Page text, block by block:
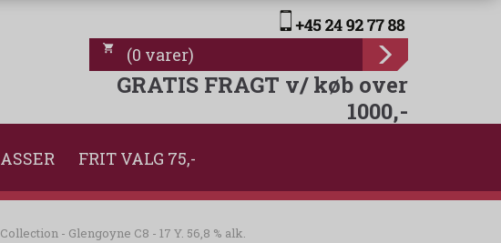
(0 varer)
GRATIS FRAGT v/ køb over
1000,-
FRIT VALG 75,-
- Glengoyne C8 - 17 Y. 56,8 % alk.